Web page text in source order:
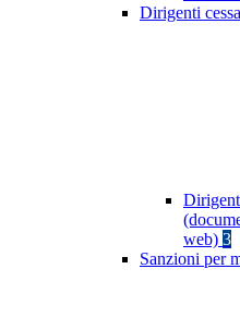
Dirigenti
web) 3
Sanzioni per